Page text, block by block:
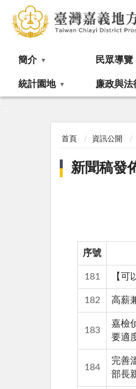
簡介 民眾導覽
統計園地 廉政與法
首頁 資訊公開
新聞稿發
序號
181 【
182 高薪
183
嘉檢
要適
184
完善
部長